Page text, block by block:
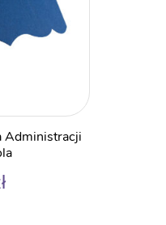
Administracji